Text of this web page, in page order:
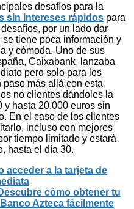
desafíos para la
sin intereses rápidos para
por un lado dar
tiene poca información y
y cómoda. Uno de sus
Caixabank, lanzaba
pero solo para los
más allá con esta
no clientes dándoles la
y hasta 20.000 euros sin
En el caso de los clientes
incluso con mejores
tiempo limitado y estará
hasta el día 30.
acceder a la tarjeta de
cómo obtener tu
Azteca fácilmente